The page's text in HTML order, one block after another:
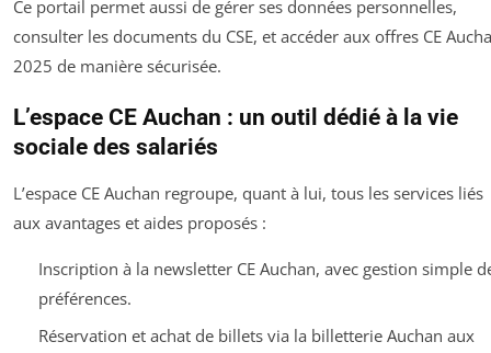
Ce portail permet aussi de gérer ses données personnelles,
consulter les documents du CSE, et accéder aux offres CE
2025 de manière sécurisée.
L’espace CE Auchan : un outil dédié à la vie
sociale des salariés
L’espace CE Auchan regroupe, quant à lui, tous les services liés
aux avantages et aides proposés :
Inscription à la newsletter CE Auchan, avec gestion simple
préférences.
Réservation et achat de billets via la billetterie Auchan aux